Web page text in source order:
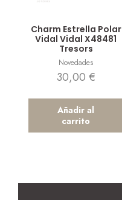
Charm Estrella Polar
Vidal Vidal X48481
Tresors
Novedades
30,00 €
Añadir al
carrito